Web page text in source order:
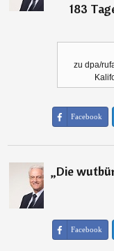
183
zu dpa/
Facebook
„Die
Facebook